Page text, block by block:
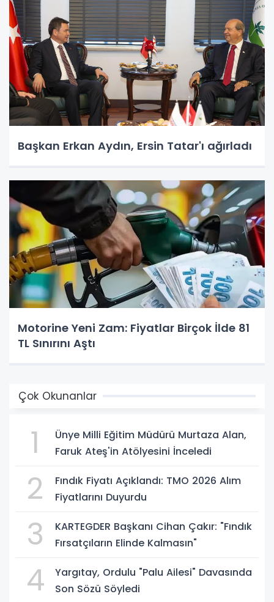
Başkan Erkan Aydın, Ersin Tatar'ı ağırladı
Motorine Yeni Zam: Fiyatlar Birçok İlde 81
TL Sınırını Aştı
Çok Okunanlar
1
Ünye Milli Eğitim Müdürü Murtaza Alan,
Faruk Ateş'in Atölyesini İnceledi
2
Fındık Fiyatı Açıklandı: TMO 2026 Alım
Fiyatlarını Duyurdu
3
KARTEGDER Başkanı Cihan Çakır: "Fındık
Fırsatçıların Elinde Kalmasın"
4
Yargıtay, Ordulu "Palu Ailesi" Davasında
Son Sözü Söyledi